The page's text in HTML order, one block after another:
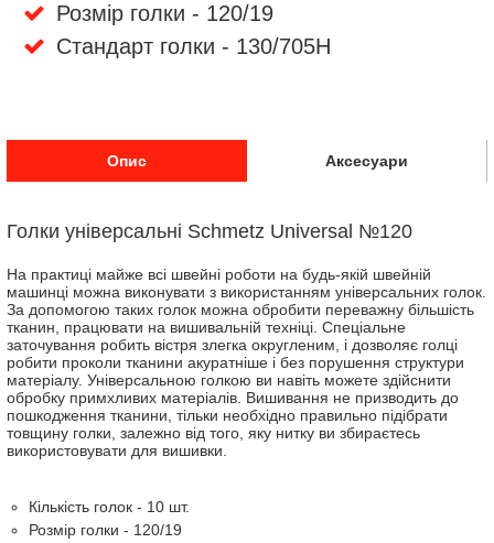
Розмір голки - 120/19
Стандарт голки - 130/705H
Опис Аксесуари
Голки універсальні Schmetz Universal №120
На практиці майже всі швейні роботи на будь-якій швейній
машинці можна виконувати з використанням універсальних голок.
За допомогою таких голок можна обробити переважну більшість
тканин, працювати на вишивальній техніці. Спеціальне
заточування робить вістря злегка округленим, і дозволяє голці
робити проколи тканини акуратніше і без порушення структури
матеріалу. Універсальною голкою ви навіть можете здійснити
обробку примхливих матеріалів. Вишивання не призводить до
пошкодження тканини, тільки необхідно правильно підібрати
товщину голки, залежно від того, яку нитку ви збираєтесь
використовувати для вишивки.
Кількість голок - 10 шт.
Розмір голки - 120/19